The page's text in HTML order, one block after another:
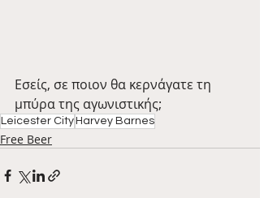
Εσείς, σε ποιον θα κερνάγατε τη
μπύρα της αγωνιστικής;
Leicester City Harvey Barnes
Free Beer